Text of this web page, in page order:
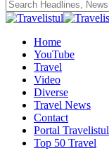
Home
YouTube
Travel
Video
Diverse
Travel News
Contact
Portal Travelistul
Top 50 Travel